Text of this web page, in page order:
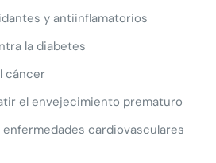
y antiinflamatorios
la diabetes
cáncer
el envejecimiento prematuro
cardiovasculares